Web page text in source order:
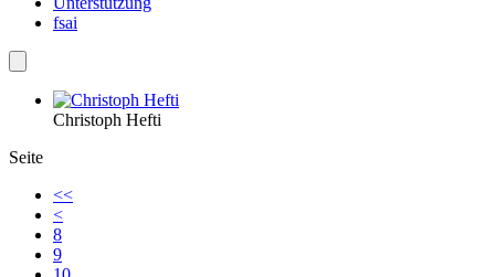
fsai
Christoph Hefti
Seite
<<
<
8
9